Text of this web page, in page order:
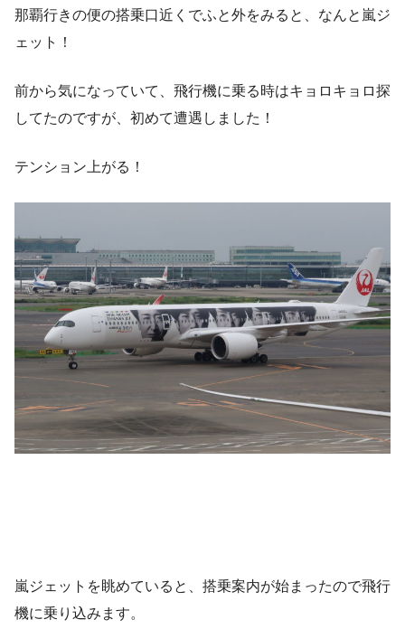
那覇行きの便の搭乗口近くでふと外をみると、なんと嵐ジ
ェット！
前から気になっていて、飛行機に乗る時はキョロキョロ探
してたのですが、初めて遭遇しました！
テンション上がる！
嵐ジェットを眺めていると、搭乗案内が始まったので飛行
機に乗り込みます。